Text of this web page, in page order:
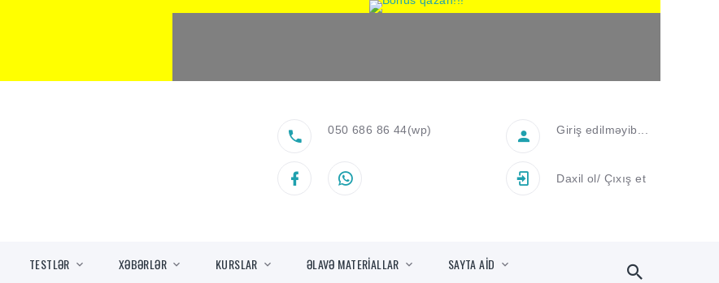
050 686 86 44(wp) Giriş edilməyib...
Daxil ol/ Çıxış et
TESTLƏR XƏBƏRLƏR KURSLAR ƏLAVƏ MATERİALLAR SAYTA AİD